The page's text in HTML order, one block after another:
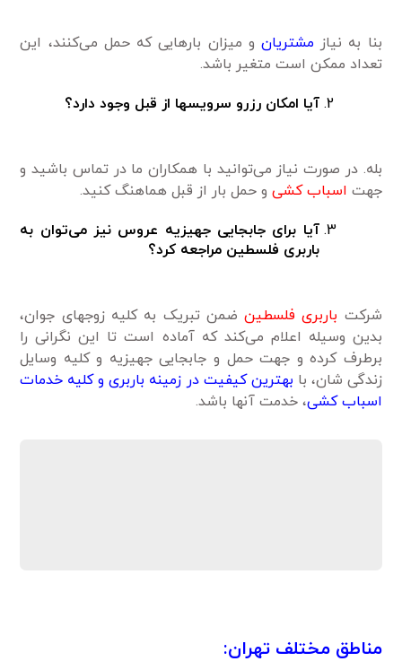
بنا به نیاز مشتریان و میزان بارهایی که حمل می‌کنند، این
تعداد ممکن است متغیر باشد.
آیا امکان رزرو سرویسها از قبل وجود دارد؟
بله. در صورت نیاز می‌توانید با همکاران ما در تماس باشید و
جهت اسباب کشی و حمل بار از قبل هماهنگ کنید.
آیا برای جابجایی جهیزیه عروس نیز می‌توان به
باربری فلسطین مراجعه کرد؟
شرکت باربری فلسطینضمن تبریک به کلیه زوجهای جوان،
بدین وسیله اعلام می‌کند که آماده است تا این نگرانی را
برطرف کرده و جهت حمل و جابجایی جهیزیه و کلیه وسایل
زندگی شان، با بهترین کیفیت در زمینه باربری و کلیه خدمات
اسباب کشی، خدمت آنها باشد.
مناطق مختلف تهران: